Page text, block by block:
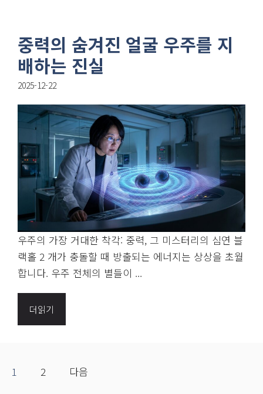
중력의 숨겨진 얼굴 우주를 지
배하는 진실
2025-12-22
우주의 가장 거대한 착각: 중력, 그 미스터리의 심연 블
랙홀 2 개가 충돌할 때 방출되는 에너지는 상상을 초월
합니다. 우주 전체의 별들이 ...
더읽기
1 2 다음